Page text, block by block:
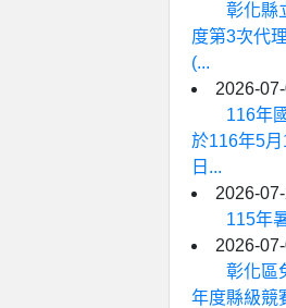
彰化縣
度第3次代
(...
2026-
116年
於116年5
日...
2026-
115年
2026-
彰化區
年度縣級競